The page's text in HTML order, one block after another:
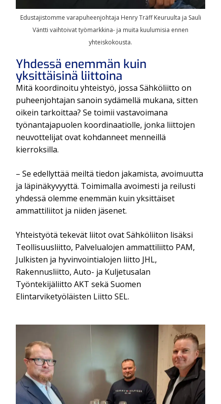
Edustajistomme varapuheenjohtaja Henry Träff Keuruulta ja Sauli
Väntti vaihtoivat työmarkkina- ja muita kuulumisia ennen
yhteiskokousta.
Yhdessä enemmän kuin
yksittäisinä liittoina
Mitä koordinoitu yhteistyö, jossa Sähköliitto on
puheenjohtajan sanoin sydämellä mukana, sitten
oikein tarkoittaa? Se toimii vastavoimana
työnantajapuolen koordinaatiolle, jonka liittojen
neuvottelijat ovat kohdanneet menneillä
kierroksilla.
– Se edellyttää meiltä tiedon jakamista, avoimuutta
ja läpinäkyvyyttä. Toimimalla avoimesti ja reilusti
yhdessä olemme enemmän kuin yksittäiset
ammattiliitot ja niiden jäsenet.
Yhteistyötä tekevät liitot ovat Sähköliiton lisäksi
Teollisuusliitto, Palvelualojen ammattiliitto PAM,
Julkisten ja hyvinvointialojen liitto JHL,
Rakennusliitto, Auto- ja Kuljetusalan
Työntekijäliitto AKT sekä Suomen
Elintarviketyöläisten Liitto SEL.